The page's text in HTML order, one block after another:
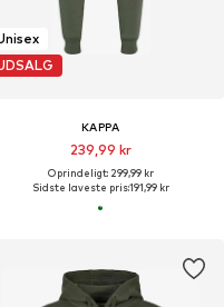
KAPPA
239,99 kr
Oprindeligt: 299,99 kr
Sidste laveste pris:191,99 kr